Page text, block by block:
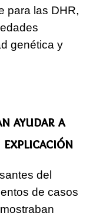
para las DHR,
genética y
ayudar a
del
de casos